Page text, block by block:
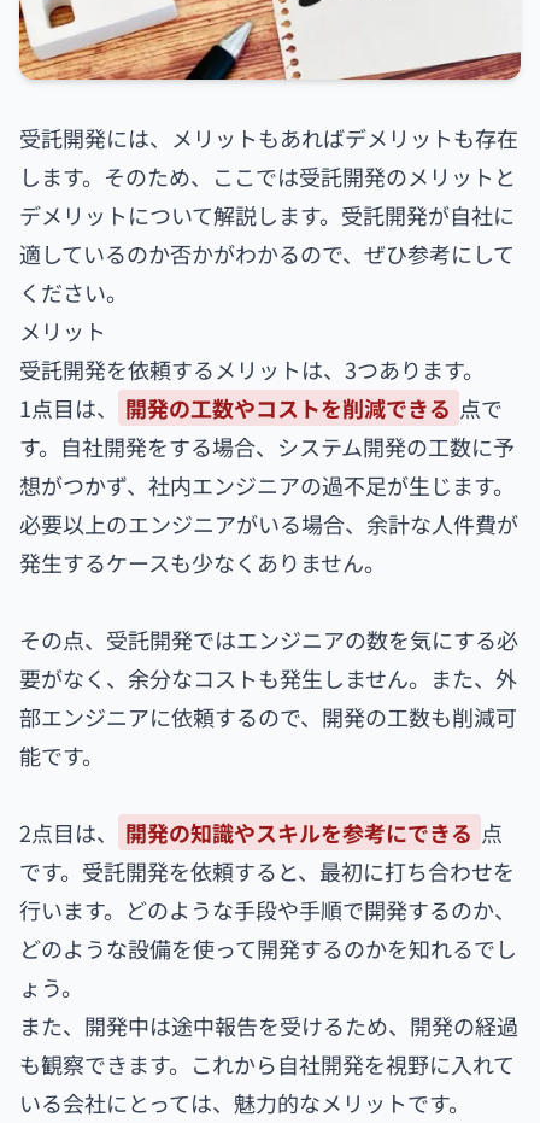
受託開発には、メリットもあればデメリットも存在
します。そのため、ここでは受託開発のメリットと
デメリットについて解説します。受託開発が自社に
適しているのか否かがわかるので、ぜひ参考にして
ください。
メリット
受託開発を依頼するメリットは、3つあります。
1点目は、
開発の工数やコストを削減できる 点で
す。自社開発をする場合、システム開発の工数に予
想がつかず、社内エンジニアの過不足が生じます。
必要以上のエンジニアがいる場合、余計な人件費が
発生するケースも少なくありません。
その点、受託開発ではエンジニアの数を気にする必
要がなく、余分なコストも発生しません。また、外
部エンジニアに依頼するので、開発の工数も削減可
能です。
2点目は、 開発の知識やスキルを参考にできる 点
です。受託開発を依頼すると、最初に打ち合わせを
行います。どのような手段や手順で開発するのか、
どのような設備を使って開発するのかを知れるでし
ょう。
また、開発中は途中報告を受けるため、開発の経過
も観察できます。これから自社開発を視野に入れて
いる会社にとっては、魅力的なメリットです。